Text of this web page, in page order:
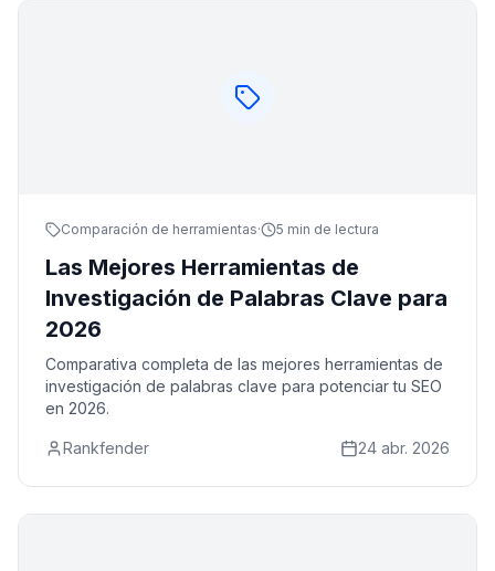
Comparación de herramientas· 5 min de lectura
Las Mejores Herramientas de
Investigación de Palabras Clave para
2026
Comparativa completa de las mejores herramientas de
investigación de palabras clave para potenciar tu SEO
en 2026.
Rankfender 24 abr. 2026